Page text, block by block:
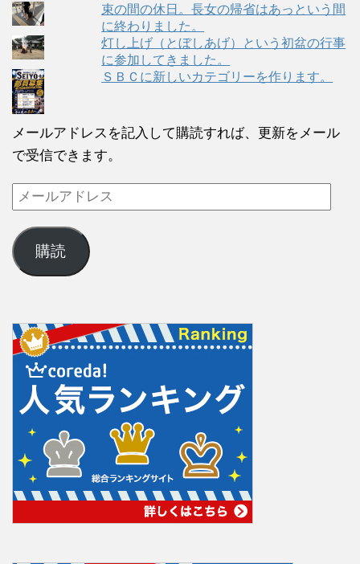
束の間の休日。長女の帰省はあっという間
に終わりました。
灯し上げ（とぼしあげ）という初盆の行事
に参加してきました。
ＳＢＣに新しいカテゴリーを作ります。
メールアドレスを記入して購読すれば、更新をメール
で受信できます。
購読